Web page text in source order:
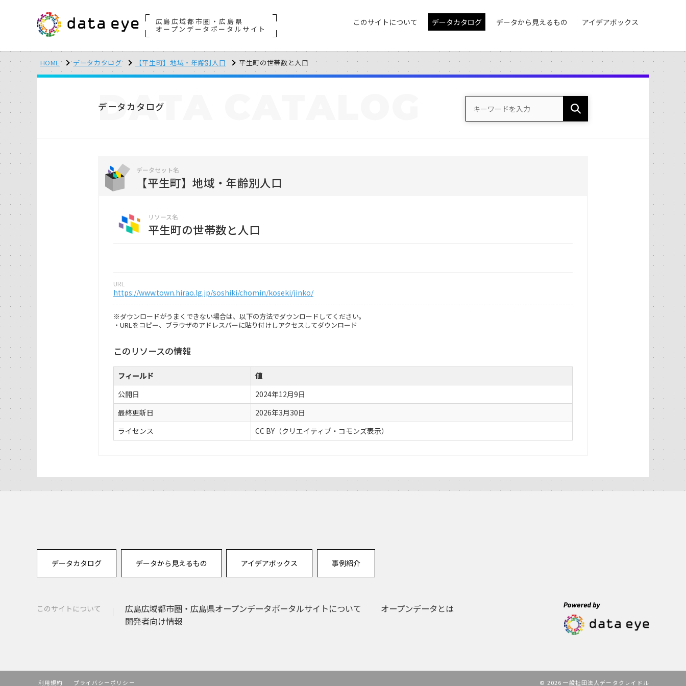
広島広域都市圏・広島県
オープンデータポータルサイト
このサイトについて データカタログ データから見えるもの アイデアボックス
HOME データカタログ 【平生町】地域・年齢別人口 平生町の世帯数と人口
データカタログ
DATA
データセット名
【平生町】地域・年齢別人口
リソース名
平生町の世帯数と人口
URL
https://www.town.hirao.lg.jp/soshiki/chomin/koseki/jinko/
※ダウンロードがうまくできない場合は、以下の方法でダウンロードしてください。
・URLをコピー、ブラウザのアドレスバーに貼り付けしアクセスしてダウンロード
このリソースの情報
フィールド
値
公開日
2024年12月9日
最終更新日
2026年3月30日
ライセンス
CC BY（クリエイティブ・コモンズ表示）
データカタログ データから見えるもの アイデアボックス 事例紹介
このサイトについて 広島広域都市圏・広島県オープンデータポータルサイトについて
オープンデータとは
開発者向け情報
利用規約 プライバシーポリシー © 2026 一般社団法人データクレイドル